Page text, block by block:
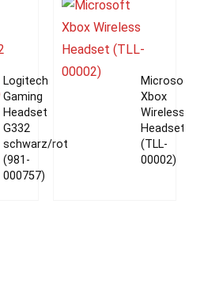
Logitech
Gaming
Headset
G332
schwarz/rot
(981-
000757)
Microsoft
Xbox
Wireless
Headset
(TLL-
00002)